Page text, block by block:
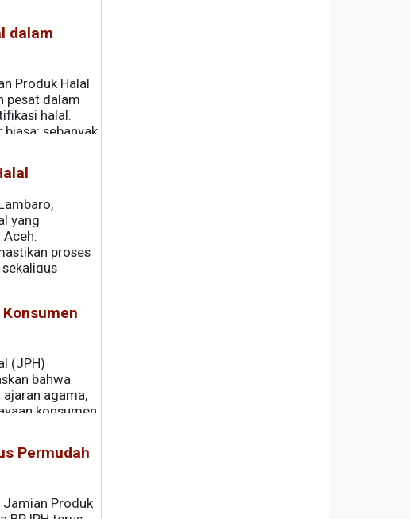
dalam
Produk Halal
pesat dalam
halal.
sebanyak
yang
proses
(JPH)
bahwa
agama,
konsumen
Permudah
Jamian Produk